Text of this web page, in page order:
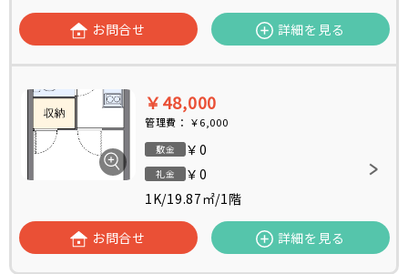
お問合せ 詳細を見る
￥48,000
管理費： ￥6,000
敷金 ￥0
礼金
￥0
1K/19.87㎡/1階
お問合せ 詳細を見る